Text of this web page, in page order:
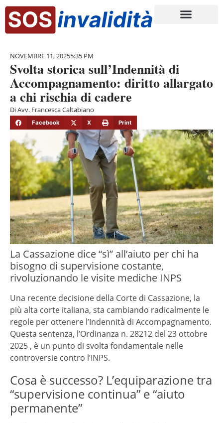
NOVEMBRE 11, 20255:35 PM
Svolta storica sull’Indennità di
Accompagnamento: diritto allargato
a chi rischia di cadere
DiAvv. Francesca Caltabiano
Facebook X Print
La Cassazione dice “sì” all’aiuto per chi ha
bisogno di supervisione costante,
rivoluzionando le visite mediche INPS
Una recente decisione della Corte di Cassazione, la
più alta corte italiana, sta cambiando radicalmente le
regole per ottenere l’Indennità di Accompagnamento.
Questa sentenza, l’Ordinanza n. 28212 del 23 ottobre
2025 , è un punto di svolta fondamentale nelle
controversie contro l’INPS.
Cosa è successo? L’equiparazione tra
“supervisione continua” e “aiuto
permanente”